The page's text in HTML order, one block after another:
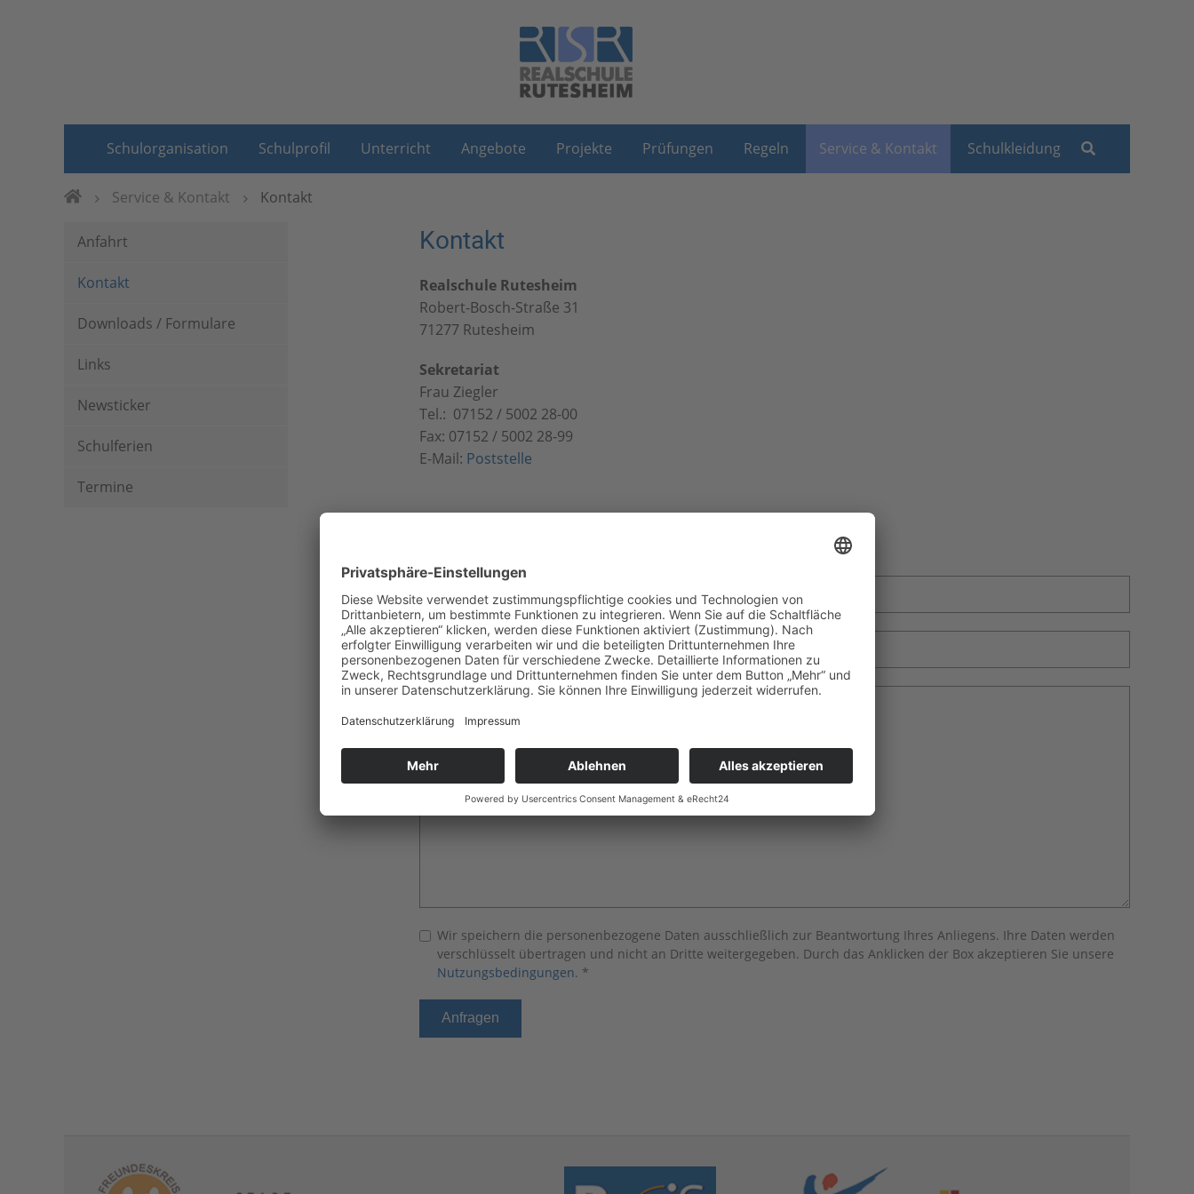
Schulorganisation Schulprofil Unterricht Angebote Projekte Prüfungen Regeln Service & Kontakt Schulkleidung
Service & Kontakt Kontakt
Anfahrt
Kontakt
Downloads / Formulare
Links
Newsticker
Schulferien
Termine
Kontakt
Realschule Rutesheim
Robert-Bosch-Straße 31
71277 Rutesheim
Sekretariat
Frau Ziegler
Tel.: 07152 / 5002 28-00
Fax: 07152 / 5002 28-99
E-Mail: Poststelle
Wir speichern die personenbezogene Daten ausschließlich zur Beantwortung Ihres Anliegens. Ihre Daten werden
verschlüsselt übertragen und nicht an Dritte weitergegeben. Durch das Anklicken der Box akzeptieren Sie unsere
Nutzungsbedingungen. *
Anfragen